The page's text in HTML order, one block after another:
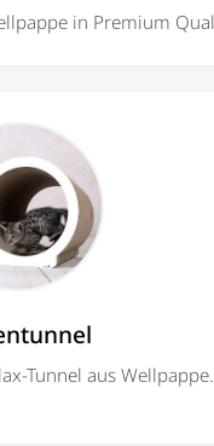
in Premium
Tunnel aus Wellpappe.